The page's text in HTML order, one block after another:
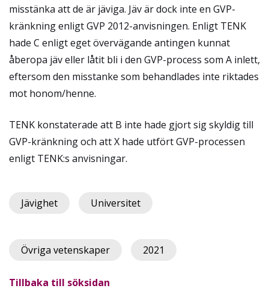
misstänka att de är jäviga. Jäv är dock inte en GVP-
kränkning enligt GVP 2012-anvisningen. Enligt TENK
hade C enligt eget övervägande antingen kunnat
åberopa jäv eller låtit bli i den GVP-process som A inlett,
eftersom den misstanke som behandlades inte riktades
mot honom/henne.
TENK konstaterade att B inte hade gjort sig skyldig till
GVP-kränkning och att X hade utfört GVP-processen
enligt TENK:s anvisningar.
Jävighet Universitet
Övriga vetenskaper 2021
Tillbaka till söksidan